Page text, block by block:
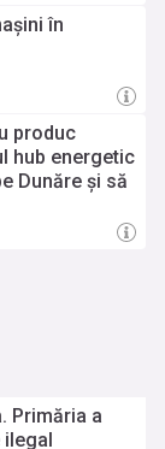
în
produc
hub energetic
Dunăre şi să
totul
arată
Primăria a
ilegal